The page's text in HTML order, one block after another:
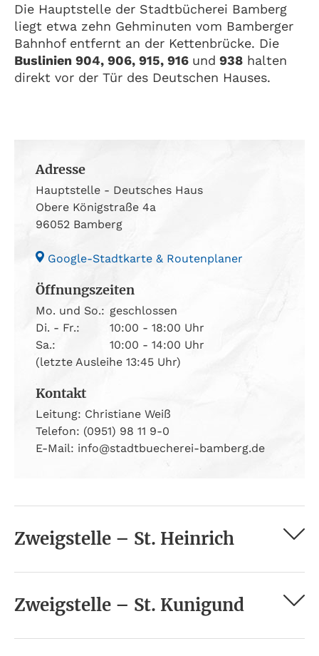
Die Hauptstelle der Stadtbücherei Bamberg
liegt etwa zehn Gehminuten vom Bamberger
Bahnhof entfernt an der Kettenbrücke. Die
Buslinien 904, 906, 915, 916 und 938 halten
direkt vor der Tür des Deutschen Hauses.
Adresse
Hauptstelle - Deutsches Haus
Obere Königstraße 4a
96052 Bamberg
Google-Stadtkarte & Routenplaner
Öffnungszeiten
Mo. und So.: geschlossen
Di. - Fr.:
10:00 - 18:00 Uhr
Sa.:
10:00 - 14:00 Uhr
(letzte Ausleihe 13:45 Uhr)
Kontakt
Leitung: Christiane Weiß
Telefon: (0951) 98 11 9-0
E-Mail: info@stadtbuecherei-bamberg.de
Zweigstelle – St. Heinrich
Zweigstelle – St. Kunigund